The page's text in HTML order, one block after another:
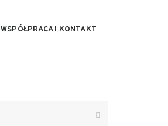
WSPÓŁPRACA I KONTAKT